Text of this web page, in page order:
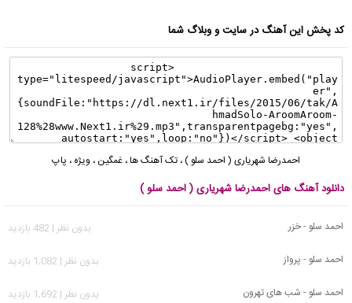
کد پخش این آهنگ در سایت و وبلاگ شما
احمدرضا شهریاری ( احمد سلو ) ، تک آهنگ ها، غمگین ، ویژه ، پاپ
دانلود آهنگ های احمدرضا شهریاری ( احمد سلو )
احمد سلو - خزر
بدون نظر | 482 بازدید
احمد سلو - پرواز
بدون نظر | 1,082 بازدید
احمد سلو - شب های تهرون
بدون نظر | 1,692 بازدید